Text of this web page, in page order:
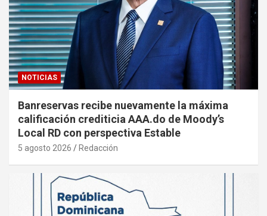
NOTICIAS
Banreservas recibe nuevamente la máxima
calificación crediticia AAA.do de Moody’s
Local RD con perspectiva Estable
5 agosto 2026 Redacción